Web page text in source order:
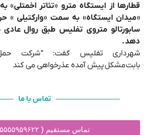
قطارها از ایستگاه مترو «تئاتر اخمتلی»
«میدان ایستگاه» به سمت «وارکتیلی »
سابورتالو متروی تفلیس طبق روال
دهد.
شهرداری تفلیس گفت: “شرکت
بابت مشکل پیش آمده عذرخواهی می کند
تماس با ما
تماس مستقیم ( ۰۰۹۹۵۵۵۵۹۵۹۶۲۲ )